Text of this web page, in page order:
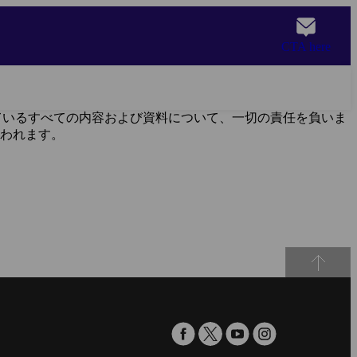
CTA here
るすべての内容および資料について、一切の責任を負いま
れます。